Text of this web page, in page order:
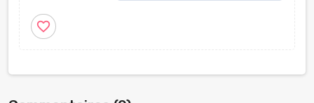
favorite_border